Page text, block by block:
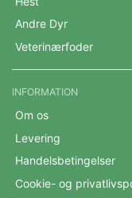
Andre Dyr
Veterinærfoder
INFORMATION
Om os
Levering
Handelsbetingelser
Cookie- og